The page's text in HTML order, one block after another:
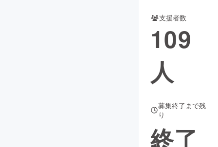
支援者数
109
人
募集終了まで残
り
終了